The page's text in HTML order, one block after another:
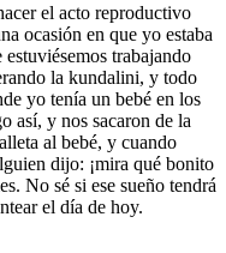
el acto reproductivo
ocasión en que yo estaba
estuviésemos trabajando
la kundalini, y todo
yo tenía un bebé en los
así, y nos sacaron de la
al bebé, y cuando
dijo: ¡mira qué bonito
No sé si ese sueño tendrá
el día de hoy.